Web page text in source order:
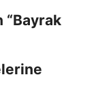
Mİ
“Bayrak